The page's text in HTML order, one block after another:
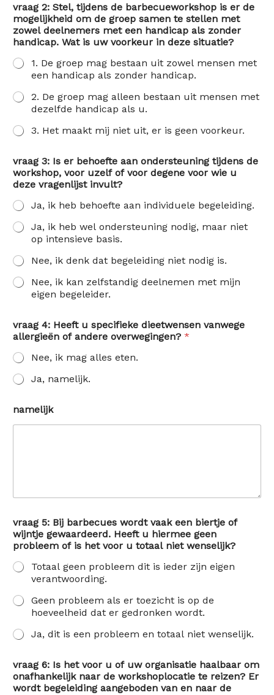
vraag 2: Stel, tijdens de barbecueworkshop is er de
mogelijkheid om de groep samen te stellen met
zowel deelnemers met een handicap als zonder
handicap. Wat is uw voorkeur in deze situatie?
1. De groep mag bestaan uit zowel mensen met
een handicap als zonder handicap.
2. De groep mag alleen bestaan uit mensen met
dezelfde handicap als u.
3. Het maakt mij niet uit, er is geen voorkeur.
vraag 3: Is er behoefte aan ondersteuning tijdens de
workshop, voor uzelf of voor degene voor wie u
deze vragenlijst invult?
Ja, ik heb behoefte aan individuele begeleiding.
Ja, ik heb wel ondersteuning nodig, maar niet
op intensieve basis.
Nee, ik denk dat begeleiding niet nodig is.
Nee, ik kan zelfstandig deelnemen met mijn
eigen begeleider.
vraag 4: Heeft u specifieke dieetwensen vanwege
allergieën of andere overwegingen? *
Nee, ik mag alles eten.
Ja, namelijk.
namelijk
vraag 5: Bij barbecues wordt vaak een biertje of
wijntje gewaardeerd. Heeft u hiermee geen
probleem of is het voor u totaal niet wenselijk?
Totaal geen probleem dit is ieder zijn eigen
verantwoording.
Geen probleem als er toezicht is op de
hoeveelheid dat er gedronken wordt.
Ja, dit is een probleem en totaal niet wenselijk.
vraag 6: Is het voor u of uw organisatie haalbaar om
onafhankelijk naar de workshoplocatie te reizen? Er
wordt begeleiding aangeboden van en naar de